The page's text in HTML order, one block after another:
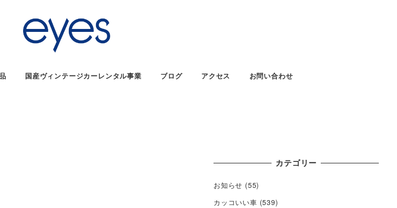
国産ヴィンテージカーレンタル事業 ブログ アクセス お問い合わせ
カテゴリー
お知らせ (55)
カッコいい車 (539)